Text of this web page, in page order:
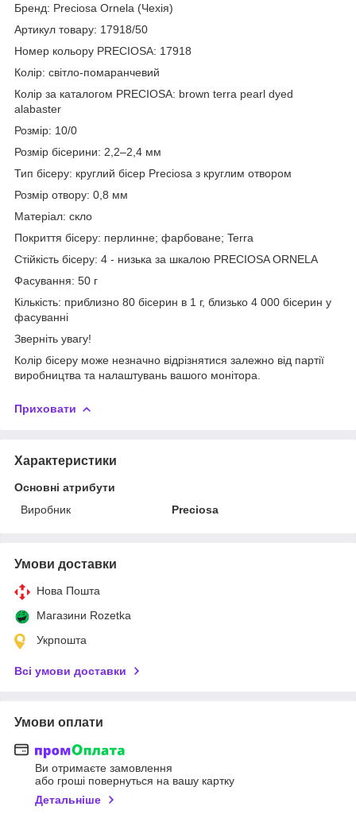
Бренд: Preciosa Ornela (Чехія)
Артикул товару: 17918/50
Номер кольору PRECIOSA: 17918
Колір: світло-помаранчевий
Колір за каталогом PRECIOSA: brown terra pearl dyed
alabaster
Розмір: 10/0
Розмір бісерини: 2,2–2,4 мм
Тип бісеру: круглий бісер Preciosa з круглим отвором
Розмір отвору: 0,8 мм
Матеріал: скло
Покриття бісеру: перлинне; фарбоване; Terra
Стійкість бісеру: 4 - низька за шкалою PRECIOSA ORNELA
Фасування: 50 г
Кількість: приблизно 80 бісерин в 1 г, близько 4 000 бісерин у
фасуванні
Зверніть увагу!
Колір бісеру може незначно відрізнятися залежно від партії
виробництва та налаштувань вашого монітора.
Приховати
Характеристики
Основні атрибути
Виробник
Preciosa
Умови доставки
Нова Пошта
Магазини Rozetka
Укрпошта
Всі умови доставки
Умови оплати
Ви отримаєте замовлення
або гроші повернуться на вашу картку
Детальніше